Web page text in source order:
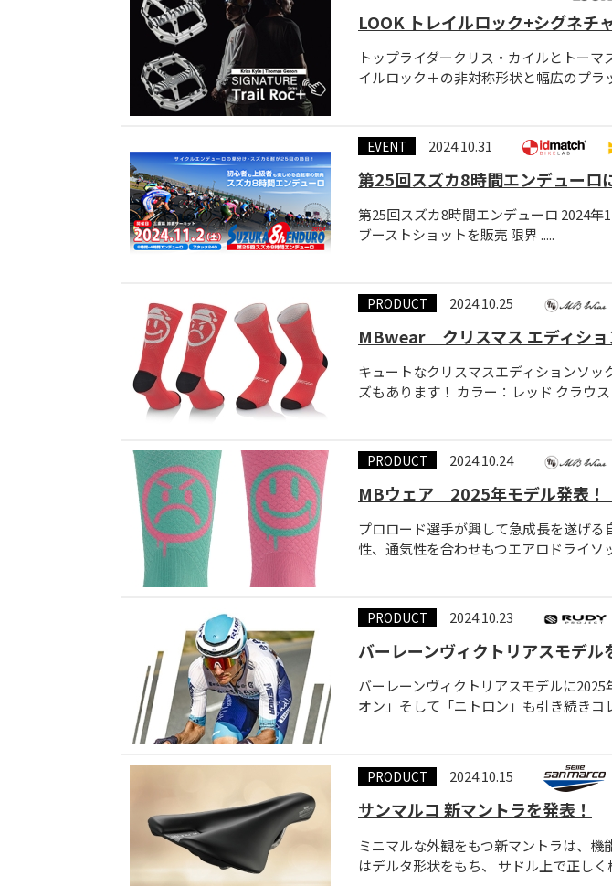
LOOK トレイルロック+シグネチ
トップライダークリス・カイルとトー
イルロック＋の非対称形状と幅広のプラ
EVENT 2024.10.31
第25回スズカ8時間エンデューロ
第25回スズカ8時間エンデューロ 2024
ブーストショットを販売 限界 .....
PRODUCT 2024.10.25
MBwear クリスマス エディショ
キュートなクリスマスエディションソッ
ズもあります！ カラー：レッド クラウ
PRODUCT 2024.10.24
MBウェア 2025年モデル発表！
プロロード選手が興して急成長を遂げ
性、通気性を合わせもつエアロドライソ
PRODUCT 2024.10.23
バーレーンヴィクトリアスモデル
バーレーンヴィクトリアスモデルに
オン」そして「ニトロン」も引き続きコ
PRODUCT 2024.10.15
サンマルコ 新マントラを発表！
ミニマルな外観をもつ新マントラは、
はデルタ形状をもち、 サドル上で正し